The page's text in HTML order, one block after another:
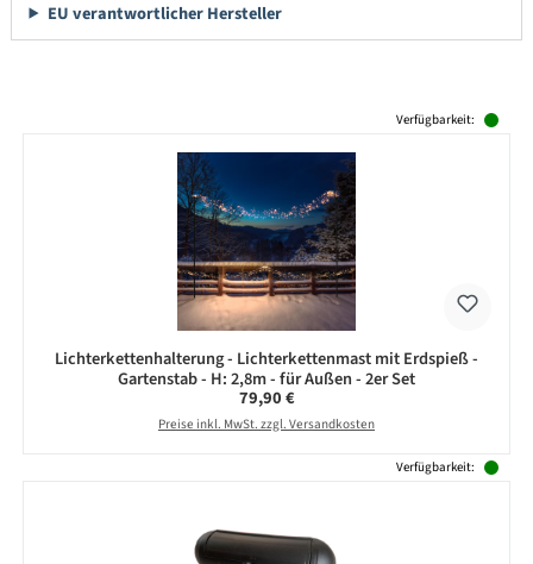
EU verantwortlicher Hersteller
Verfügbarkeit:
Lichterkettenhalterung - Lichterkettenmast mit Erdspieß -
Gartenstab - H: 2,8m - für Außen - 2er Set
Regulärer Preis:
79,90 €
Preise inkl. MwSt. zzgl. Versandkosten
Verfügbarkeit: